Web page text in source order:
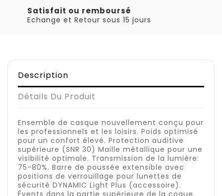
Satisfait ou remboursé
Echange et Retour sous 15 jours
Description
Détails Du Produit
Ensemble de casque nouvellement conçu pour
les professionnels et les loisirs. Poids optimisé
pour un confort élevé. Protection auditive
supérieure (SNR 30) Maille métallique pour une
visibilité optimale. Transmission de la lumière:
75-80%. Barre de poussée extensible avec
positions de verrouillage pour lunettes de
sécurité DYNAMIC Light Plus (accessoire).